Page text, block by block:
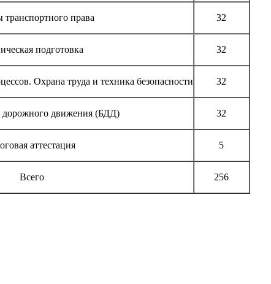
права 32
подготовка 32
Охрана труда и техника безопасности 32
дорожного движения (БДД) 32
аттестация 5
Всего 256